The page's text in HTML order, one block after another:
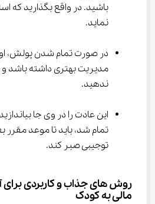
باشید. در واقع بگذارید که
نماید.
در صورت تمام شدن پولش، او
مدیریت بهتری داشته باشد و
ندهید.
این عادت را در وی جا
تمام شد، باید تا موعد
توجیبی صبر کند.
روش های جذاب و کاربردی
مالی به کودک